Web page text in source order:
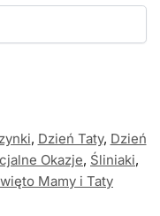
, Dzień Taty, Dzień
Okazje, Śliniaki,
Mamy i Taty